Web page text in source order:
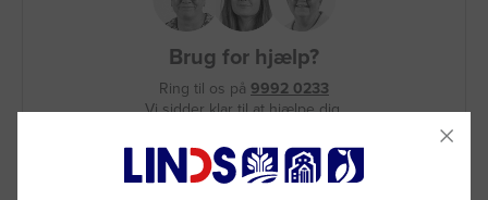
Brug for hjælp?
Ring til os på 9992 0233
Vi sidder klar til at hjælpe dig.
Du kan også kontakte din lokale sælger
–
se oversigten her